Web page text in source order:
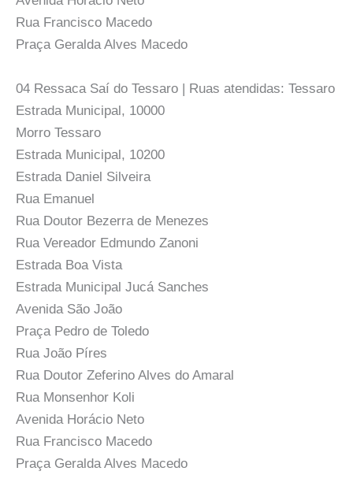
Rua Francisco Macedo
Praça Geralda Alves Macedo
04 Ressaca Saí do Tessaro | Ruas atendidas: Tessaro
Estrada Municipal, 10000
Morro Tessaro
Estrada Municipal, 10200
Estrada Daniel Silveira
Rua Emanuel
Rua Doutor Bezerra de Menezes
Rua Vereador Edmundo Zanoni
Estrada Boa Vista
Estrada Municipal Jucá Sanches
Avenida São João
Praça Pedro de Toledo
Rua João Píres
Rua Doutor Zeferino Alves do Amaral
Rua Monsenhor Koli
Avenida Horácio Neto
Rua Francisco Macedo
Praça Geralda Alves Macedo